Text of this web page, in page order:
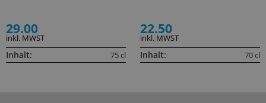
29.00
inkl. MWST
Inhalt: 75 cl
22.50
inkl. MWST
Inhalt: 70 cl